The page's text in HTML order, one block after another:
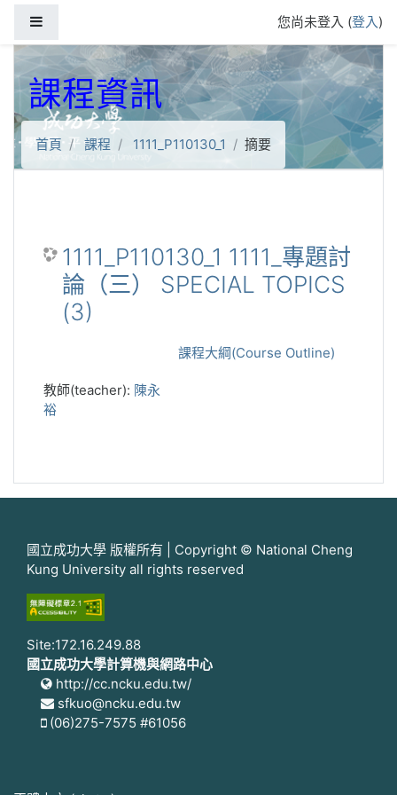
您尚未登入 (登入)
課程資訊
首頁 課程 1111_P110130_1 摘要
1111_P110130_1 1111_專題討
論（三） SPECIAL TOPICS
(3)
課程大綱(Course Outline)
教師(teacher): 陳永
裕
國立成功大學 版權所有 | Copyright © National Cheng
Kung University all rights reserved
Site:172.16.249.88
國立成功大學計算機與網路中心
http://cc.ncku.edu.tw/
sfkuo@ncku.edu.tw
(06)275-7575 #61056